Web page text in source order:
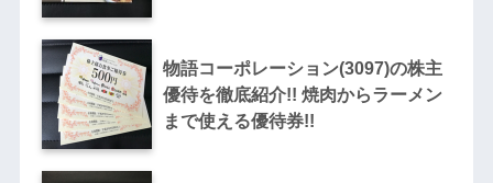
物語コーポレーション(3097)の株主
優待を徹底紹介!! 焼肉からラーメン
まで使える優待券!!